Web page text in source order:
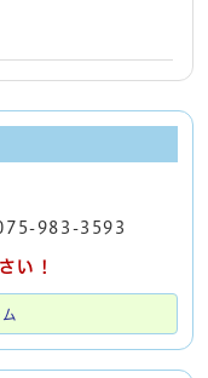
983-3593
い！